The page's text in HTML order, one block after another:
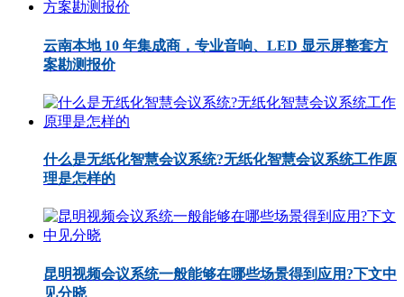
云南本地 10 年集成商，专业音响、LED 显示屏整套方
案勘测报价
什么是无纸化智慧会议系统?无纸化智慧会议系统工作原
理是怎样的
昆明视频会议系统一般能够在哪些场景得到应用?下文中
见分晓